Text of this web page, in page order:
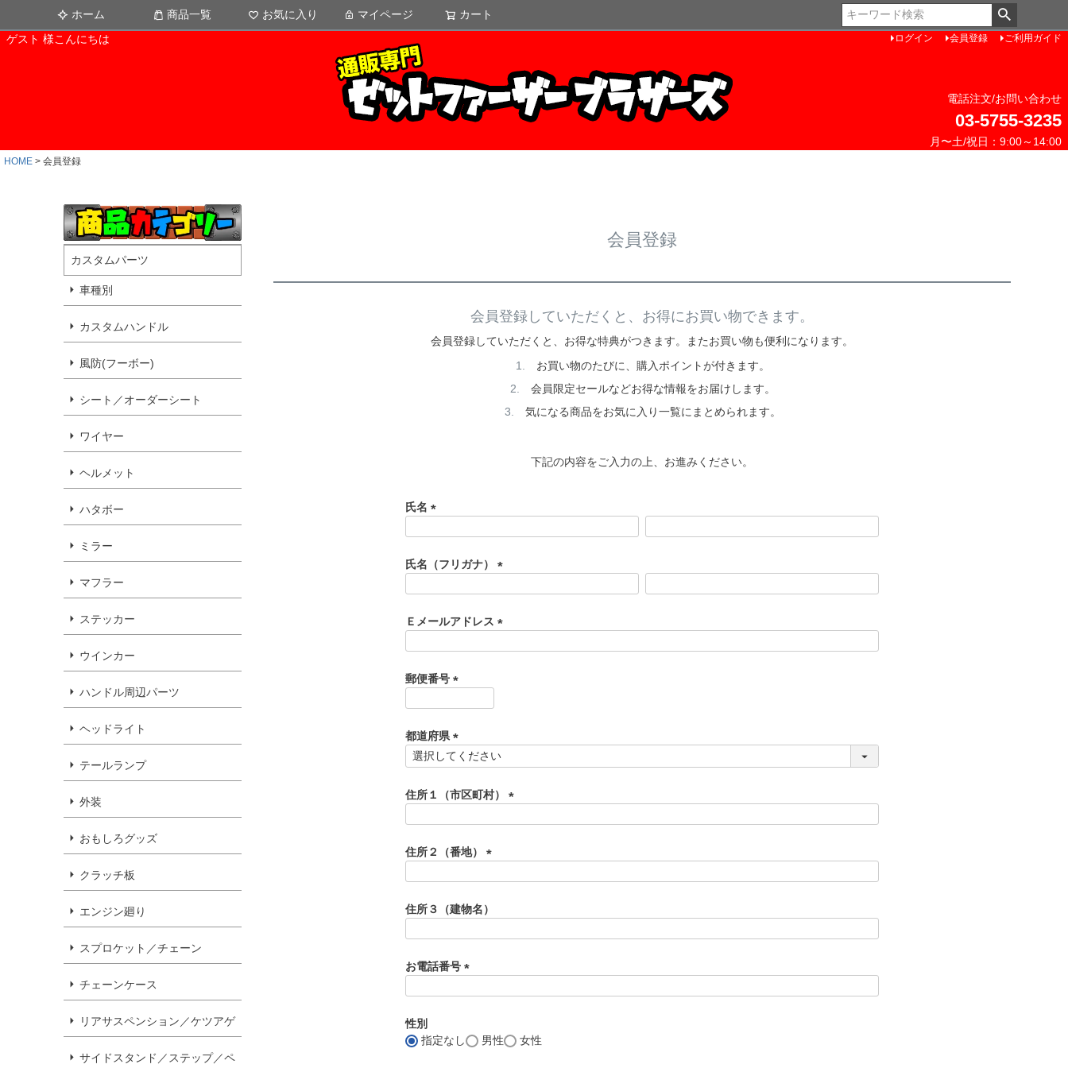
ホーム 商品一覧 お気に入り マイページ カート
ゲスト 様こんにちは
ログイン 会員登録 ご利用ガイド
電話注文/お問い合わせ
03-5755-3235
月〜土/祝日：9:00～14:00
HOME 会員登録
カスタムパーツ
車種別
カスタムハンドル
風防(フーボー)
シート／オーダーシート
ワイヤー
ヘルメット
ハタボー
ミラー
マフラー
ステッカー
ウインカー
ハンドル周辺パーツ
ヘッドライト
テールランプ
外装
おもしろグッズ
クラッチ板
エンジン廻り
スプロケット／チェーン
チェーンケース
リアサスペンション／ケツアゲ
サイドスタンド／ステップ／ペ
会員登録
会員登録していただくと、お得にお買い物できます。
会員登録していただくと、お得な特典がつきます。またお買い物も便利になります。
お買い物のたびに、購入ポイントが付きます。
会員限定セールなどお得な情報をお届けします。
気になる商品をお気に入り一覧にまとめられます。
下記の内容をご入力の上、お進みください。
氏名
須
)
氏名（フリガナ）
須
)
Ｅメールアドレス
郵便番号
須
)
都道府県
(
須
)
住所１（市区町村）
)
住所２（番地）
須
)
住所３（建物名）
お電話番号
)
性別
指定なし
男性 女性
ペー
ジト
ップ